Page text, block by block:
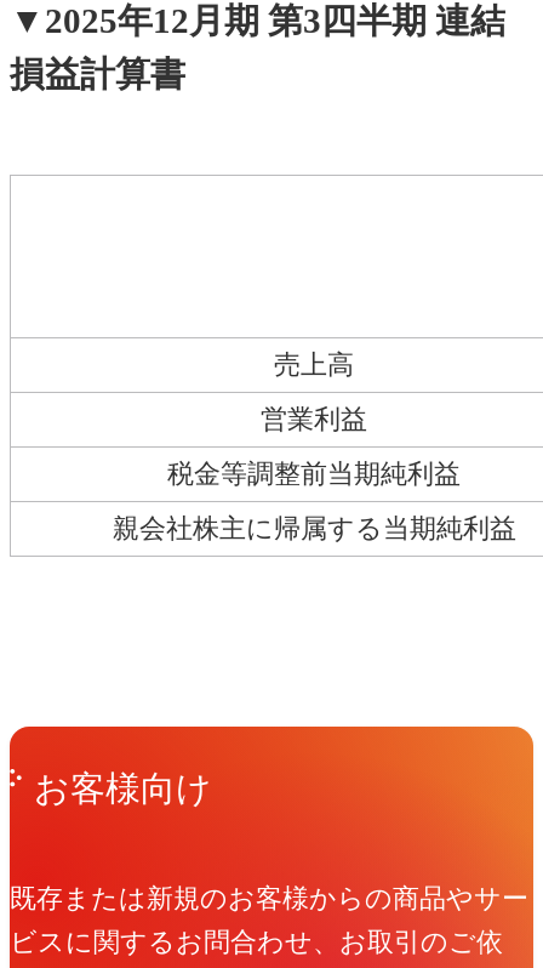
▼2025年12月期 第3四半期 連結
損益計算書
売上高
営業利益
税金等調整前当期純利益
親会社株主に帰属する当期純利益
Get in Touchお問い合わせ
お客様向け
既存または新規のお客様からの商品やサー
ビスに関するお問合わせ、お取引のご依